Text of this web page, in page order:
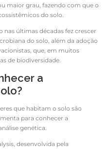
maior grau, fazendo com que o
do solo.
nas últimas décadas fez crescer
do solo, além da adoção
que, em muitos
de biodiversidade.
a
que habitam o solo são
para conhecer a
genética.
desenvolvida pela